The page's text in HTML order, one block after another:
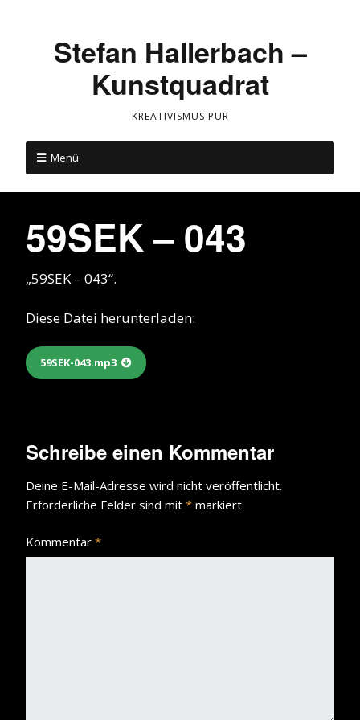
Stefan Hallerbach –
Kunstquadrat
KREATIVISMUS PUR
Menü
59SEK – 043
„59SEK – 043“.
Diese Datei herunterladen:
59SEK-043.mp3
Schreibe einen Kommentar
Deine E-Mail-Adresse wird nicht veröffentlicht.
Erforderliche Felder sind mit * markiert
Kommentar *